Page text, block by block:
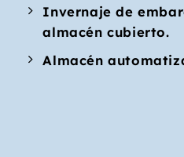
Invernaje de
almacén cubierto.
Almacén